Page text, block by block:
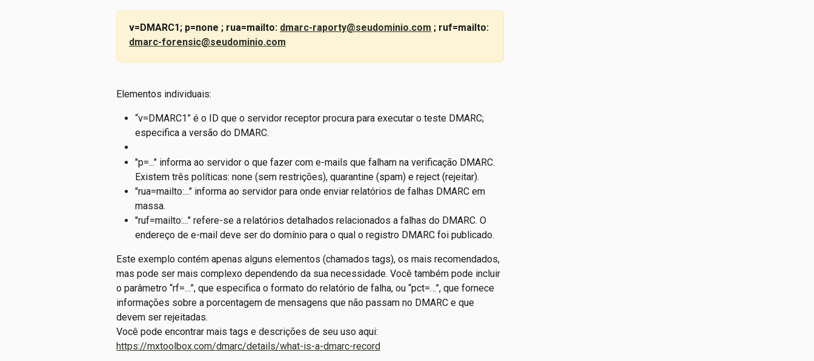
v=DMARC1; p=none ; rua=mailto: dmarc-raporty@seudominio.com ; ruf=mailto:
dmarc-forensic@seudominio.com
Elementos individuais:
“v=DMARC1” é o ID que o servidor receptor procura para executar o teste DMARC;
especifica a versão do DMARC.
"p=..." informa ao servidor o que fazer com e-mails que falham na verificação DMARC.
Existem três políticas: none (sem restrições), quarantine (spam) e reject (rejeitar).
"rua=mailto:..." informa ao servidor para onde enviar relatórios de falhas DMARC em
massa.
"ruf=mailto:..." refere-se a relatórios detalhados relacionados a falhas do DMARC. O
endereço de e-mail deve ser do domínio para o qual o registro DMARC foi publicado.
Este exemplo contém apenas alguns elementos (chamados tags), os mais recomendados,
mas pode ser mais complexo dependendo da sua necessidade. Você também pode incluir
o parâmetro “rf=…”, que especifica o formato do relatório de falha, ou “pct=…”, que fornece
informações sobre a porcentagem de mensagens que não passam no DMARC e que
devem ser rejeitadas.
Você pode encontrar mais tags e descrições de seu uso aqui:
https://mxtoolbox.com/dmarc/details/what-is-a-dmarc-record